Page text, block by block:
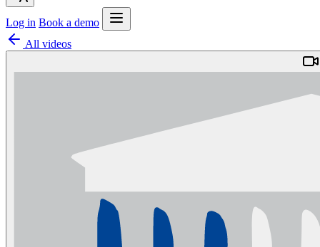
Log in Book a demo
All videos